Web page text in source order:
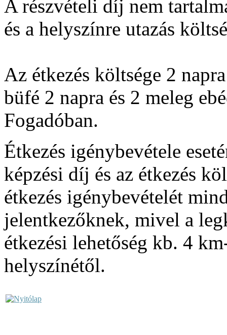
A részvételi díj nem
és a helyszínre utazás
Az étkezés költsége 2
büfé 2 napra és 2 meleg
Fogadóban.
Étkezés igénybevétele
képzési díj és az étkezés
étkezés igénybevételét
jelentkezőknek, mivel a
étkezési lehetőség kb. 4
helyszínétől.